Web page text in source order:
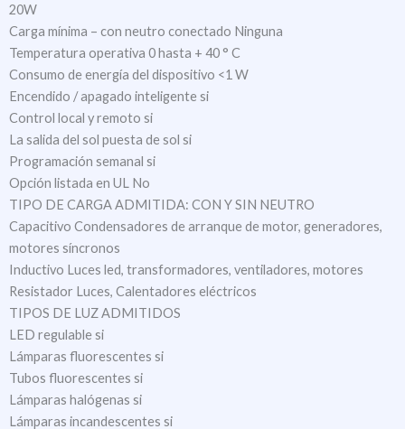
20W
Carga mínima – con neutro conectado Ninguna
Temperatura operativa 0 hasta + 40 ° C
Consumo de energía del dispositivo <1 W
Encendido / apagado inteligente si
Control local y remoto si
La salida del sol puesta de sol si
Programación semanal si
Opción listada en UL No
TIPO DE CARGA ADMITIDA: CON Y SIN NEUTRO
Capacitivo Condensadores de arranque de motor, generadores,
motores síncronos
Inductivo Luces led, transformadores, ventiladores, motores
Resistador Luces, Calentadores eléctricos
TIPOS DE LUZ ADMITIDOS
LED regulable si
Lámparas fluorescentes si
Tubos fluorescentes si
Lámparas halógenas si
Lámparas incandescentes si